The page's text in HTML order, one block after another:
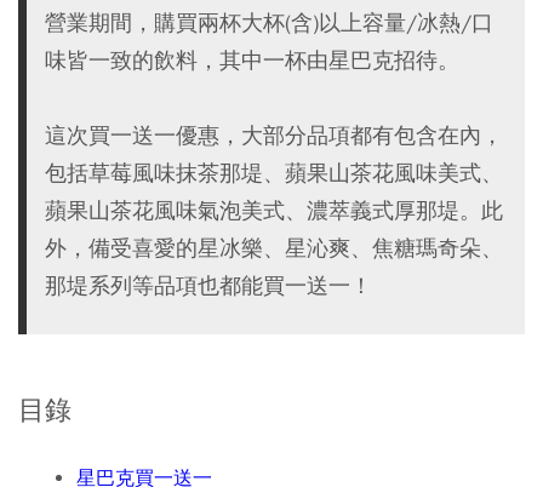
營業期間，購買兩杯大杯(含)以上容量/冰熱/口
味皆一致的飲料，其中一杯由星巴克招待。
這次買一送一優惠，大部分品項都有包含在內，
包括草莓風味抹茶那堤、蘋果山茶花風味美式、
蘋果山茶花風味氣泡美式、濃萃義式厚那堤。此
外，備受喜愛的星冰樂、星沁爽、焦糖瑪奇朵、
那堤系列等品項也都能買一送一！
目錄
星巴克買一送一